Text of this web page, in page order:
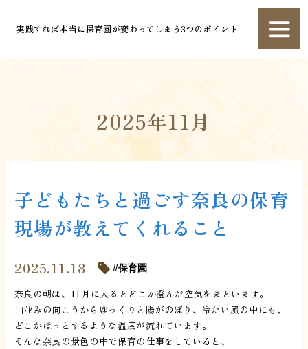
実践すれば本当に保育園が変わってしまう3つのポイント
2025年11月
子どもたちと過ごす奈良の保育
現場が教えてくれること
2025.11.18 保育園
奈良の朝は、11月に入るとどこか澄んだ空気をまといます。
山並みの向こうからゆっくりと陽がのぼり、冷たい風の中にも、
どこかほっとするような温度が流れています。
そんな奈良の景色の中で保育の仕事をしていると、